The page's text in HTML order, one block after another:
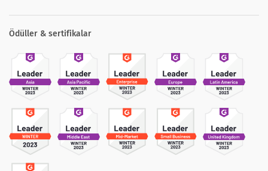
Ödüller & sertifikalar